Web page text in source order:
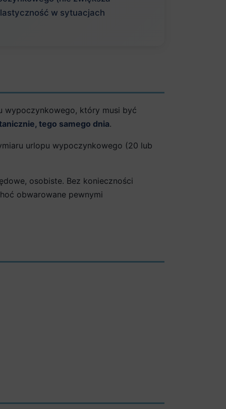
w sytuacjach
wypoczynkowego, który musi być
tego samego dnia.
urlopu wypoczynkowego (20 lub
osobiste. Bez konieczności
obwarowane pewnymi